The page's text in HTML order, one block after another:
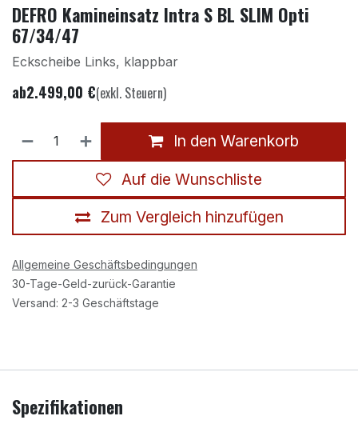
DEFRO Kamineinsatz Intra S BL SLIM Opti
67/34/47
Eckscheibe Links, klappbar
ab2.499,00 €(exkl. Steuern)
In den Warenkorb
Zum Vergleich hinzufügen
Auf die Wunschliste
Allgemeine Geschäftsbedingungen
30-Tage-Geld-zurück-Garantie
Versand: 2-3 Geschäftstage
Spezifikationen